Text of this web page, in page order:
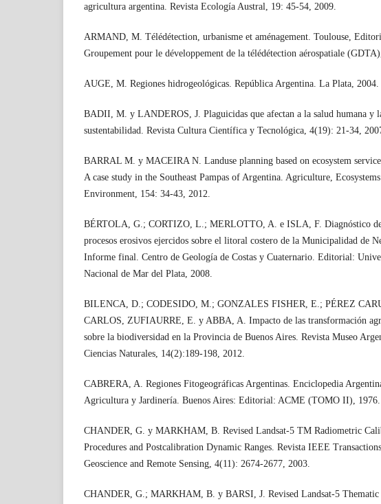
agricultura argentina. Revista Ecología Austral, 19: 45-54, 2009.
ARMAND, M. Télédétection, urbanisme et aménagement. Toulouse,
Groupement pour le développement de la télédétection aérospatiale
AUGE, M. Regiones hidrogeológicas. República Argentina. La Plata, 2004.
BADII, M. y LANDEROS, J. Plaguicidas que afectan a la salud humana y
sustentabilidad. Revista Cultura Científica y Tecnológica, 4(19): 21-34,
BARRAL M. y MACEIRA N. Landuse planning based on ecosystem service
A case study in the Southeast Pampas of Argentina. Agriculture, Ecosystems
Environment, 154: 34-43, 2012.
BÉRTOLA, G.; CORTIZO, L.; MERLOTTO, A. e ISLA, F. Diagnóstico
procesos erosivos ejercidos sobre el litoral costero de la Municipalidad de
Informe final. Centro de Geología de Costas y Cuaternario. Editorial:
Nacional de Mar del Plata, 2008.
BILENCA, D.; CODESIDO, M.; GONZALES FISHER, E.; PÉREZ
CARLOS, ZUFIAURRE, E. y ABBA, A. Impacto de las transformación
sobre la biodiversidad en la Provincia de Buenos Aires. Revista Museo
Ciencias Naturales, 14(2):189-198, 2012.
CABRERA, A. Regiones Fitogeográficas Argentinas. Enciclopedia
Agricultura y Jardinería. Buenos Aires: Editorial: ACME (TOMO II), 1976.
CHANDER, G. y MARKHAM, B. Revised Landsat-5 TM Radiometric
Procedures and Postcalibration Dynamic Ranges. Revista IEEE
Geoscience and Remote Sensing, 4(11): 2674-2677, 2003.
CHANDER, G.; MARKHAM, B. y BARSI, J. Revised Landsat-5 Thematic